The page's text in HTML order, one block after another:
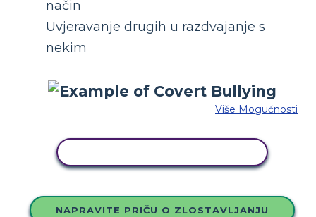
način
Uvjeravanje drugih u razdvajanje s
nekim
Više Mogućnosti
NAPRAVITE PRIČU O ZLOSTAVLJANJU